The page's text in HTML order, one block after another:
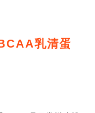
乳清蛋